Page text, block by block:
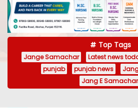
Top Tags
Jange Samachar Latest news
punjab
punjab news
Jang E Samachar